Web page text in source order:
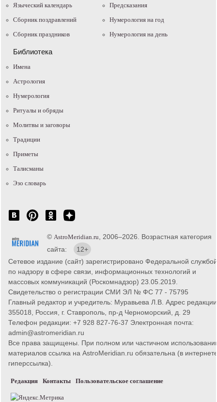
Языческий календарь
Сборник поздравлений
Сборник праздников
Предсказания
Нумерология на год
Нумерология на день
Библиотека
Имена
Астрология
Нумерология
Ритуалы и обряды
Молитвы и заговоры
Традиции
Приметы
Талисманы
Эзо словарь
© AstroMeridian.ru, 2006–2026. Возрастная категория
сайта:
12+
Сетевое издание (сайт) зарегистрировано Федеральной службой
по надзору в сфере связи, информационных технологий и
массовых коммуникаций (Роскомнадзор) 23.05.2019.
Свидетельство о регистрации СМИ ЭЛ № ФС 77 - 75795
Главный редактор и учредитель: Муравьева Л.В. Адрес
355018, Россия, г. Ставрополь, пр-д Черноморский, д. 29
Телефон редакции: +7 928 827-76-37 Электронная почта:
admin@astromeridian.ru
Все права защищены. При полном или частичном
материалов ссылка на AstroMeridian.ru обязательна (в
гиперссылка).
Редакция Контакты Пользовательское соглашение